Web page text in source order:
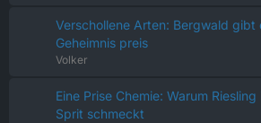
Verschollene Arten: Bergwald gibt
Geheimnis preis
Volker
Eine Prise Chemie: Warum
Sprit schmeckt